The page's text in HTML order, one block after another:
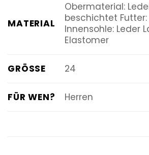
MATERIAL
Obermaterial:
beschichtet Futter:
Innensohle: Leder
Elastomer
GRÖSSE 24
FÜR WEN? Herren